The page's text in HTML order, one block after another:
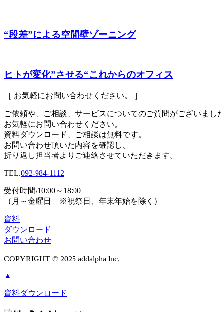
“段差”による空間壁ゾーニング
ヒトが変化”させる“これからのオフィス
［ お気軽にお問い合わせください。 ］
ご依頼や、ご相談、サービスについてのご質問がございまし
お気軽にお問い合わせください。
資料ダウンロード、
ご相談は無料です。
お問い合わせ頂いた内容を確認し、
折り返し担当者よりご連絡させていただきます。
TEL.092-984-1112
受付時間/10:00～18:00
（月～金曜日 ※祝祭日、年末年始を除く）
資料
ダウンロード
お問い合わせ
COPYRIGHT © 2025 addalpha Inc.
▲
資料ダウンロード